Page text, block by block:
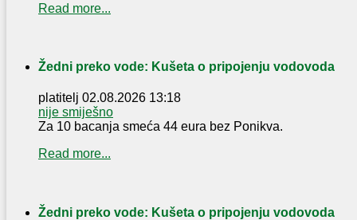
Read more...
Žedni preko vode: Kušeta o pripojenju vodovoda
platitelj 02.08.2026 13:18
nije smiješno
Za 10 bacanja smeća 44 eura bez Ponikva.
Read more...
Žedni preko vode: Kušeta o pripojenju vodovoda